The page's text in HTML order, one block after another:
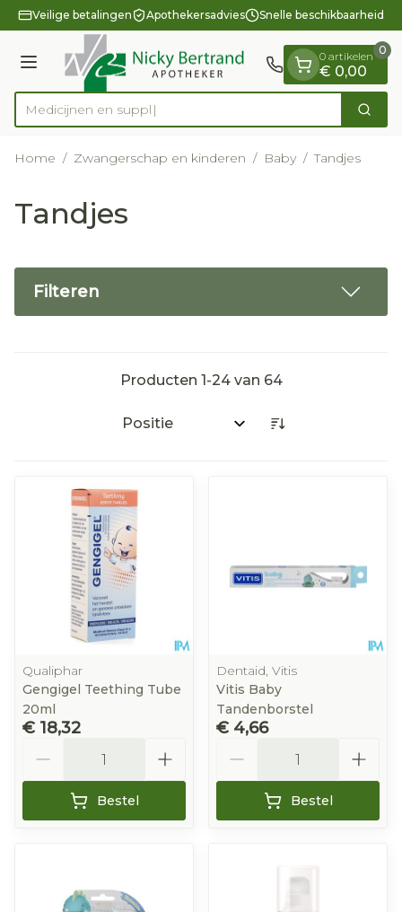
Ga naar de inhoud
1 van 1
Veilige betalingen Apothekersadvies Snelle beschikbaarheid
Menu
Product, merk, categorie...
Med Zoek
0 artikelen
€ 0,00
0
Home / Zwangerschap en kinderen / Baby / Tandjes
Tandjes
Filteren
Producten 1-24van 64
Sorteer op:
Qualiphar
Gengigel Teething Tube
20ml
€ 18,32
Bestel
Dentaid, Vitis
Vitis Baby
Tandenborstel
€ 4,66
Bestel